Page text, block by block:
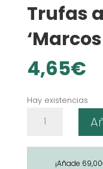
Trufas
4,65€
Hay existencias
¡Añade 69,00